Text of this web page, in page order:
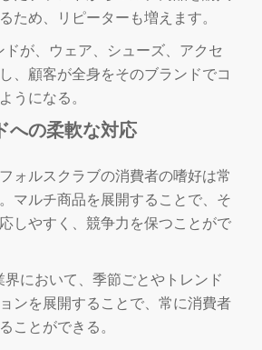
ため、リピーターも増えます。
ドが、ウェア、シューズ、アクセ
、顧客が全身をそのブランドでコ
うになる。
への柔軟な対応
ォルスクラブの消費者の嗜好は常
マルチ商品を展開することで、そ
しやすく、競争力を保つことがで
界において、季節ごとやトレンド
ンを展開することで、常に消費者
ことができる。